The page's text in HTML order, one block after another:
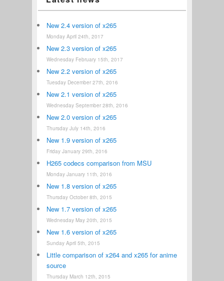
New 2.4 version of x265
Monday April 24th, 2017
New 2.3 version of x265
Wednesday February 15th, 2017
New 2.2 version of x265
Tuesday December 27th, 2016
New 2.1 version of x265
Wednesday September 28th, 2016
New 2.0 version of x265
Thursday July 14th, 2016
New 1.9 version of x265
Friday January 29th, 2016
H265 codecs comparison from MSU
Monday January 11th, 2016
New 1.8 version of x265
Thursday October 8th, 2015
New 1.7 version of x265
Wednesday May 20th, 2015
New 1.6 version of x265
Sunday April 5th, 2015
Little comparison of x264 and x265 for anime
source
Thursday March 12th, 2015